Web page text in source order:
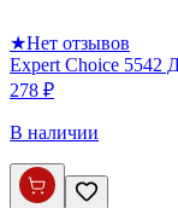
★Нет отзывов
Expert Choice 5542
278 ₽
В наличии